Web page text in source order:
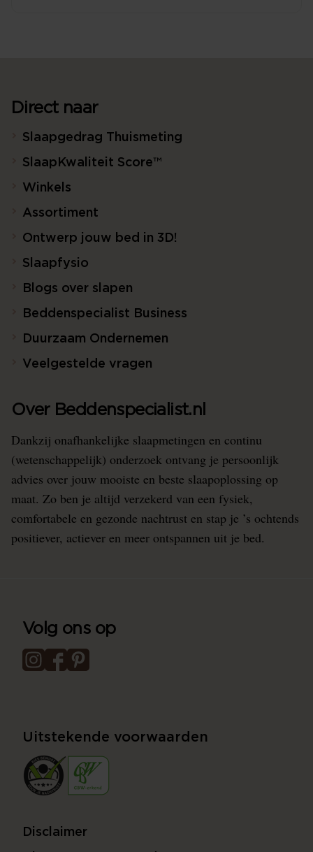
Direct naar
Slaapgedrag Thuismeting
SlaapKwaliteit Score™
Winkels
Assortiment
Ontwerp jouw bed in 3D!
Slaapfysio
Blogs over slapen
Beddenspecialist Business
Duurzaam Ondernemen
Veelgestelde vragen
Over Beddenspecialist.nl
Dankzij onafhankelijke slaapmetingen en continu
(wetenschappelijk) onderzoek ontvang je persoonlijk
advies over jouw mooiste en beste slaapoplossing op
maat. Zo ben je altijd verzekerd van een fysiek,
comfortabele en gezonde nachtrust en stap je ’s ochtends
positiever, actiever en meer ontspannen uit je bed.
Volg ons op
Uitstekende voorwaarden
Disclaimer